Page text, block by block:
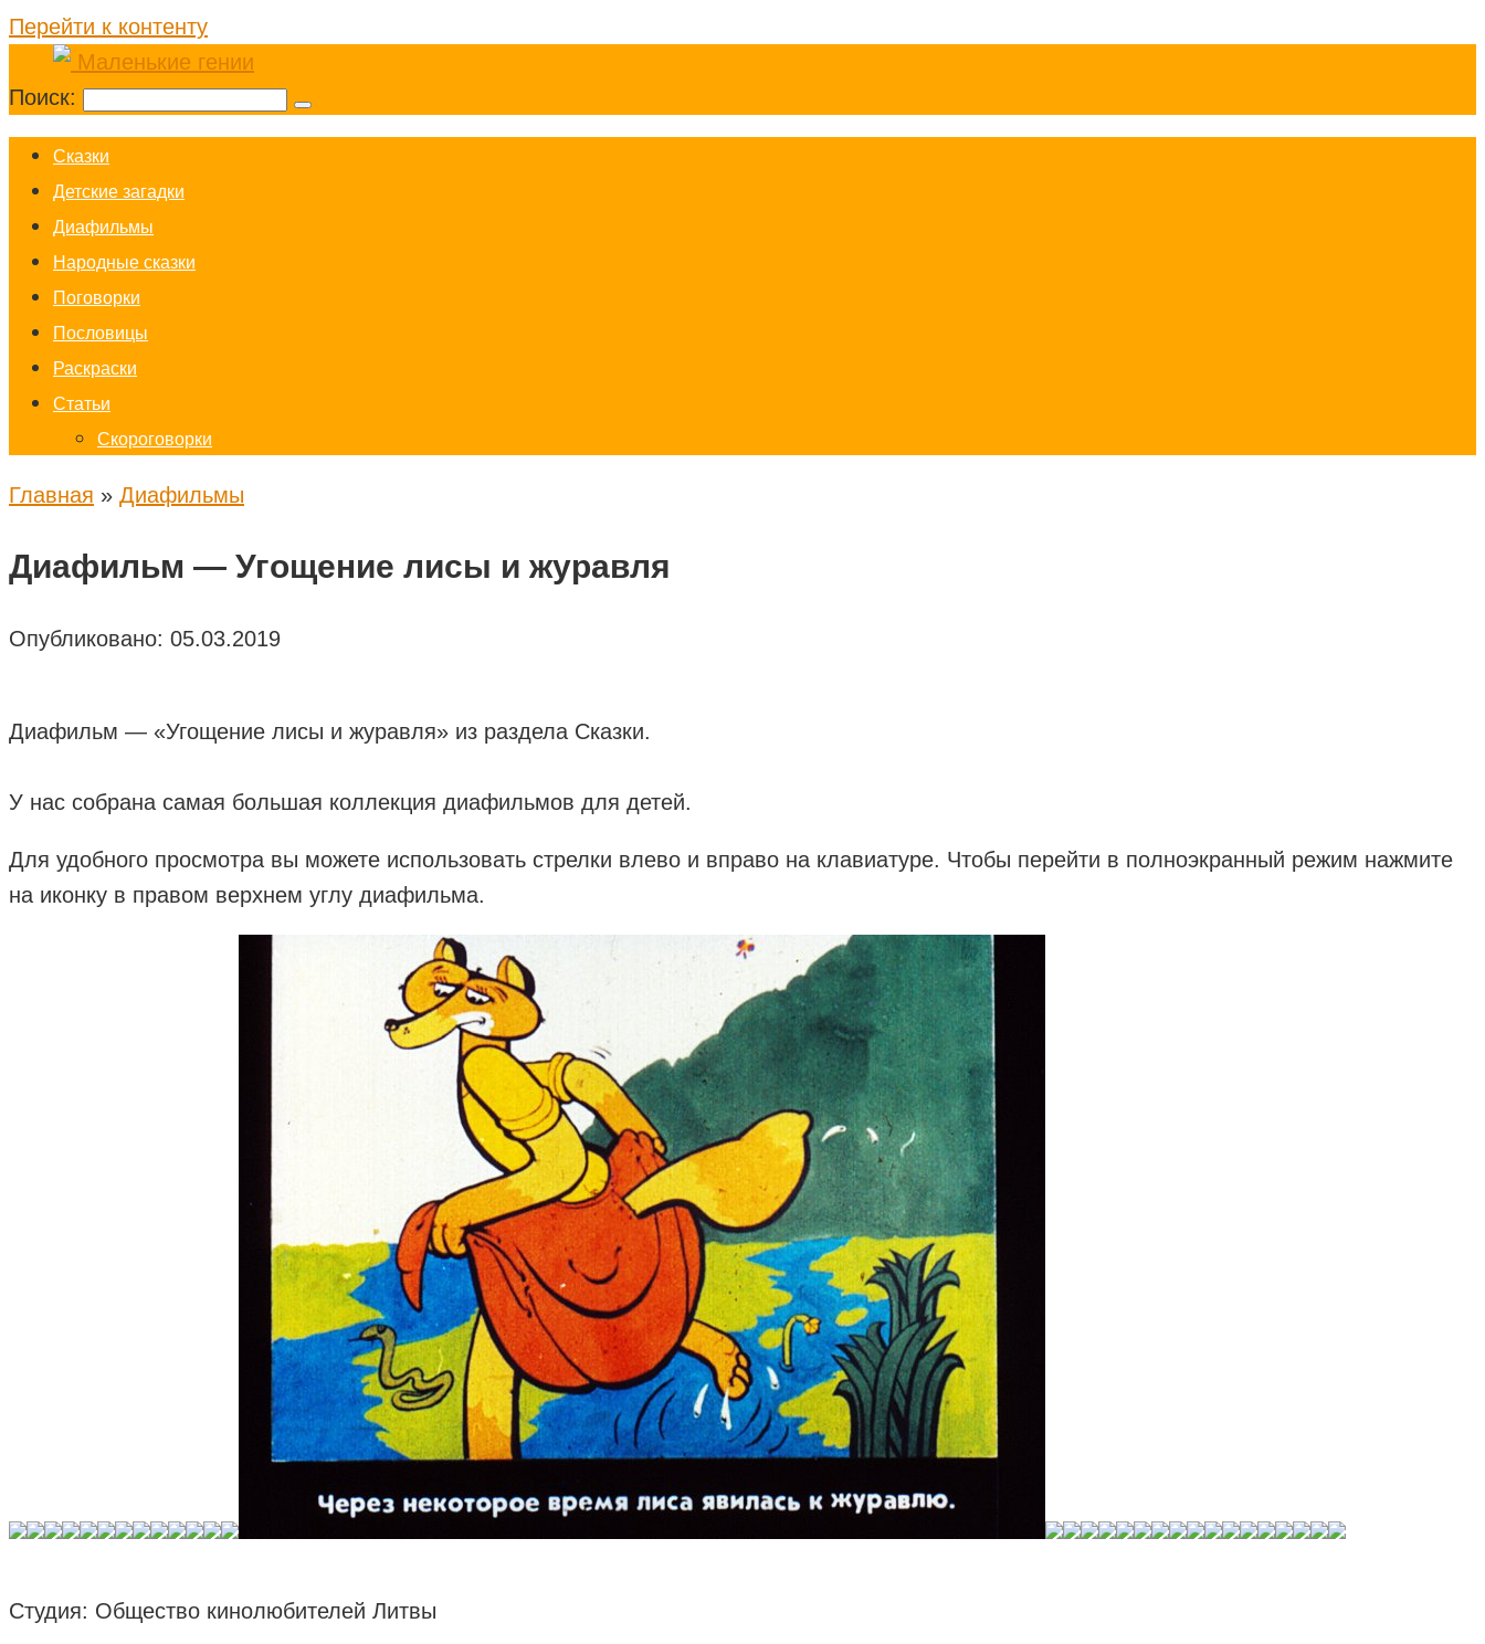
Перейти к контенту
Поиск:
Cказки
Детские загадки
Диафильмы
Народные сказки
Поговорки
Пословицы
Раскраски
Статьи
Скороговорки
Главная » Диафильмы
Диафильм — Угощение лисы и журавля
Опубликовано: 05.03.2019
Диафильм — «Угощение лисы и журавля» из раздела Сказки.
У нас собрана самая большая коллекция диафильмов для детей.
Для удобного просмотра вы можете использовать стрелки влево и вправо на клавиатуре. Чтобы перейти в полноэкранный режим нажмите
на иконку в правом верхнем углу диафильма.
Студия: Общество кинолюбителей Литвы